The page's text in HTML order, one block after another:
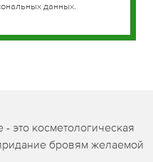
данных.
это косметологическая
бровям желаемой